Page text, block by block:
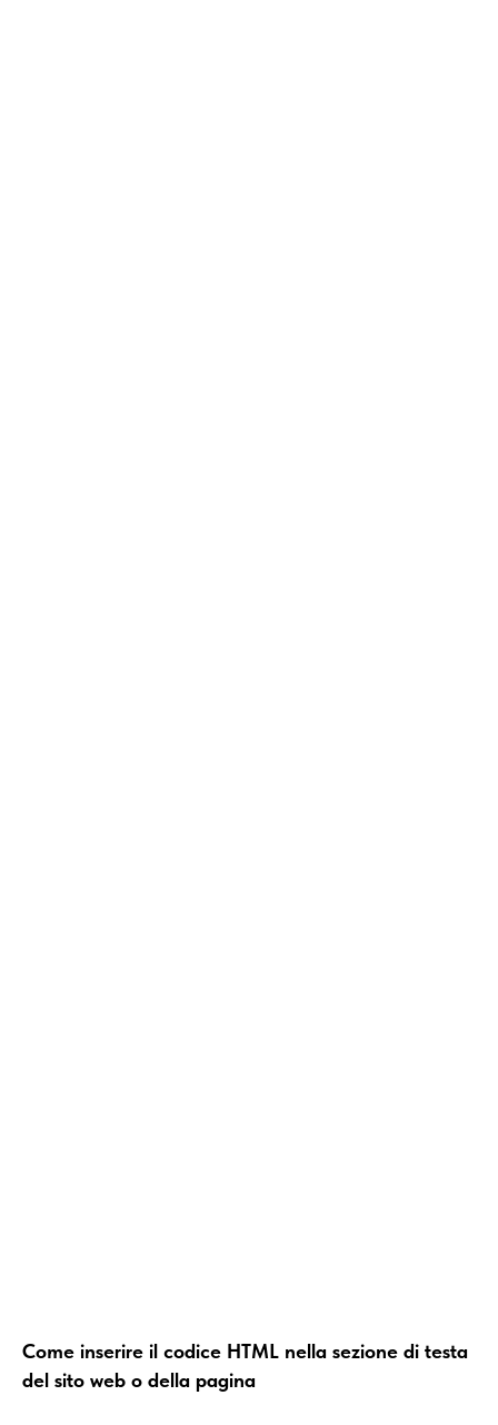
Come inserire il codice HTML nella sezione di testa
del sito web o della pagina